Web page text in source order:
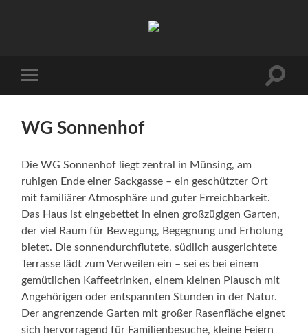
Menü
WG Sonnenhof
Die WG Sonnenhof liegt zentral in Münsing, am
ruhigen Ende einer Sackgasse – ein geschützter Ort
mit familiärer Atmosphäre und guter Erreichbarkeit.
Das Haus ist eingebettet in einen großzügigen Garten,
der viel Raum für Bewegung, Begegnung und Erholung
bietet. Die sonnendurchflutete, südlich ausgerichtete
Terrasse lädt zum Verweilen ein – sei es bei einem
gemütlichen Kaffeetrinken, einem kleinen Plausch mit
Angehörigen oder entspannten Stunden in der Natur.
Der angrenzende Garten mit großer Rasenfläche eignet
sich hervorragend für Familienbesuche, kleine Feiern